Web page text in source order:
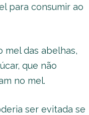
para consumir ao
mel das abelhas,
que não
no mel.
ser evitada se